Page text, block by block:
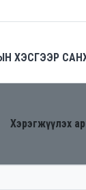
ХЭСГЭЭР
Хэрэгжүүлэх